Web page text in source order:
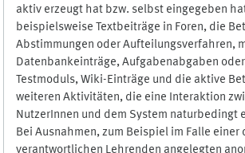
aktiv erzeugt hat bzw. selbst eingegeben
beispielsweise Textbeiträge in Foren, die
Abstimmungen oder Aufteilungsverfahren,
Datenbankeinträge, Aufgabenabgaben
Testmoduls, Wiki-Einträge und die aktive
weiteren Aktivitäten, die eine Interaktion
NutzerInnen und dem System naturbedingt
Bei Ausnahmen, zum Beispiel im Falle einer
verantwortlichen Lehrenden angelegten